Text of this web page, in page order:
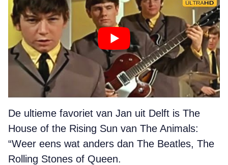
De ultieme favoriet van Jan uit Delft is The
House of the Rising Sun van The Animals:
“Weer eens wat anders dan The Beatles, The
Rolling Stones of Queen.